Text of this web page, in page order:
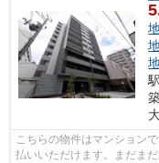
こちらの物件はマンション
払いいただけます。まだま